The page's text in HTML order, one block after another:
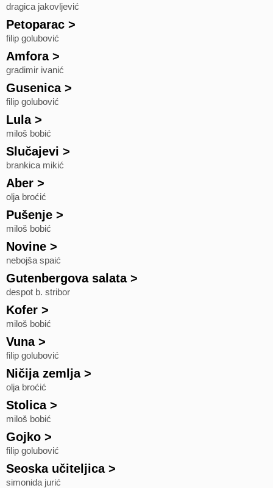
dragica jakovljević
Petoparac >
filip golubović
Amfora>
gradimir ivanić
Gusenica>
filip golubović
Lula>
miloš bobić
Slučajevi >
brankica mikić
Aber >
olja broćić
Pušenje >
miloš bobić
Novine >
nebojša spaić
Gutenbergova salata>
despot b. stribor
Kofer >
miloš bobić
Vuna>
filip golubović
Ničija zemlja>
olja broćić
Stolica>
miloš bobić
Gojko >
filip golubović
Seoska učiteljica>
simonida jurić